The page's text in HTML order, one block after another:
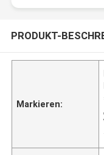
PRODUKT-
Markieren:
,